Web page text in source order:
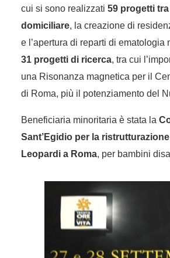
cui si sono realizzati 59 progetti tra
domiciliare, la creazione di
e l’apertura di reparti di ematologia
31 progetti di ricerca, tra cui
una Risonanza magnetica per il
di Roma, più il potenziamento del
Beneficiaria minoritaria è stata la
Sant’Egidio per la
Leopardi a Roma, per bambini